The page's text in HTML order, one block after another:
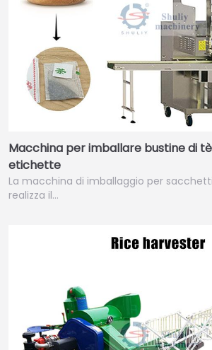
Macchina per imballare bustine di
etichette
La macchina di imballaggio per
realizza il…